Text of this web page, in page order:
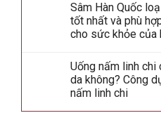
Sâm Hàn Quốc
tốt nhất và phù
cho sức khỏe của
Uống nấm linh chi
da không? Công
nấm linh chi